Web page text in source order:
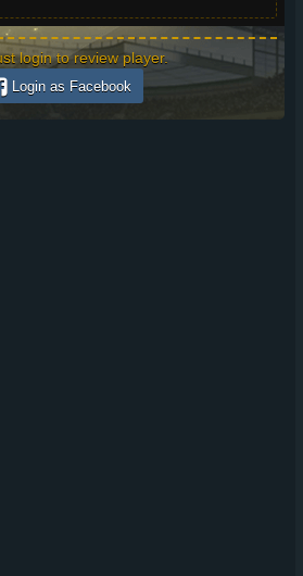
login to review player.
Login as Facebook